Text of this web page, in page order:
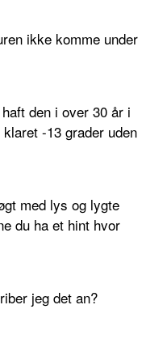
ikke komme under
den i over 30 år i
-13 grader uden
med lys og lygte
du ha et hint hvor
jeg det an?